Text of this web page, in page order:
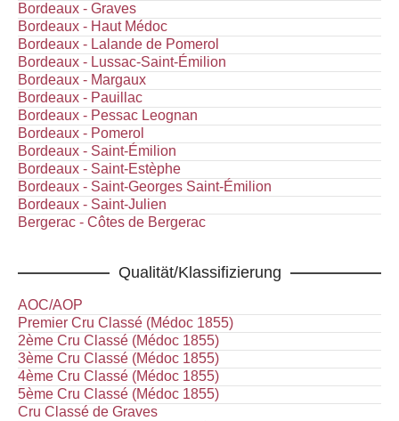
Bordeaux - Graves
Bordeaux - Haut Médoc
Bordeaux - Lalande de Pomerol
Bordeaux - Lussac-Saint-Émilion
Bordeaux - Margaux
Bordeaux - Pauillac
Bordeaux - Pessac Leognan
Bordeaux - Pomerol
Bordeaux - Saint-Émilion
Bordeaux - Saint-Estèphe
Bordeaux - Saint-Georges Saint-Émilion
Bordeaux - Saint-Julien
Bergerac - Côtes de Bergerac
Qualität/Klassifizierung
AOC/AOP
Premier Cru Classé (Médoc 1855)
2ème Cru Classé (Médoc 1855)
3ème Cru Classé (Médoc 1855)
4ème Cru Classé (Médoc 1855)
5ème Cru Classé (Médoc 1855)
Cru Classé de Graves